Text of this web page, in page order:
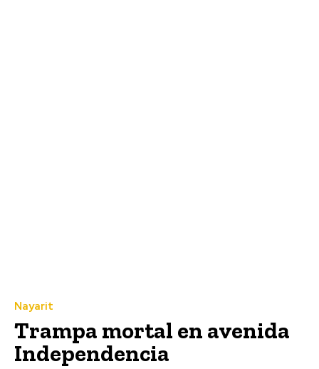
Nayarit
Trampa mortal en avenida
Independencia